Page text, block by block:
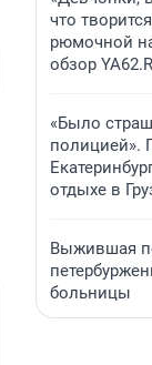
что
рюмочной
обзор
«Было
полицией».
отдыхе в
Выжившая
больницы